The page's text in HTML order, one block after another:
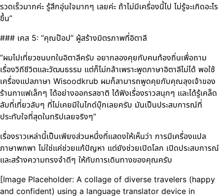
รวดเร็วมากค่ะ รู้สึกอุ่นใจมากๆ เลยค่ะ ถ้าไม่มีเครื่องนี้ไป ไม่รู้จะเกิดอะไร
ขึ้น”
### เคส 5: “คุณป๊อป” ผู้สร้างมิตรภาพที่อิตาลี
“ผมไปเที่ยวชนบทในอิตาลีครับ อยากลองคุยกับคนท้องถิ่นเพื่อถาม
เรื่องวิถีชีวิตและวัฒนธรรม แต่ก็ไม่กล้าเพราะพูดภาษาอิตาลีไม่ได้ พอใช้
เครื่องแปลภาษา Wisoodkrub ผมก็สามารถพูดคุยกับคุณลุงเจ้าของ
ร้านกาแฟเล็กๆ ได้อย่างออกรสชาติ ได้ฟังเรื่องราวสนุกๆ และได้รู้เคล็ด
ลับที่เที่ยวลับๆ ที่ไม่เคยมีในไกด์บุ๊กเลยครับ มันเป็นประสบการณ์ที่
ประทับใจที่สุดในทริปเลยจริงๆ”
เรื่องราวเหล่านี้เป็นเพียงส่วนหนึ่งที่แสดงให้เห็นว่า การมีเครื่องแปล
ภาษาพกพา ไม่ใช่แค่ช่วยแก้ปัญหา แต่ยังช่วยเปิดโลก เปิดประสบการณ์
และสร้างความทรงจำดีๆ ให้กับการเดินทางของคุณครับ
[Image Placeholder: A collage of diverse travelers (happy
and confident) using a language translator device in